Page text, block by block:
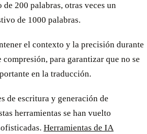
de 200 palabras, otras veces un
de 1000 palabras.
el contexto y la precisión durante
compresión, para garantizar que no se
en la traducción.
de escritura y generación de
herramientas se han vuelto
Herramientas de IA